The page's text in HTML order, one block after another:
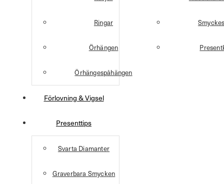
Ringar
Örhängen
Örhängespåhängen
Förlovning & Vigsel
Presenttips
Svarta Diamanter
Graverbara Smycken